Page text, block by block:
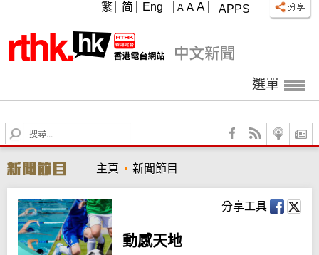
APPS
A A A
繁 简 Eng
選單
S
e
r
c
h
主頁 新聞節目
分享工具
動感天地